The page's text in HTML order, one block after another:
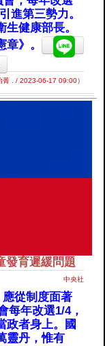
進第三勢力。
健康部長。
》。
菁 . / 2023-06-17 09:00）
發育遲緩問題
中央社
從制度面著
每年改選1/4，
政者身上。國
靈丹，惟有